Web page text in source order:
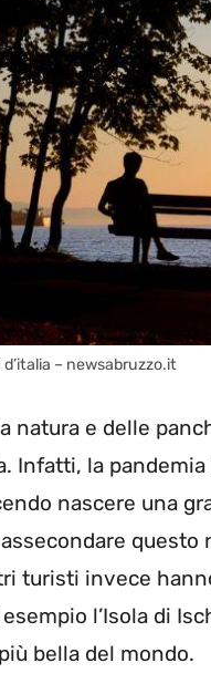
– newsabruzzo.it
natura e delle
Infatti, la
nascere una
turisti invece
l’Isola di
bella del mondo.